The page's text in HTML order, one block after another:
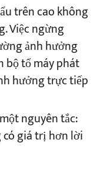
trên cao không
Việc ngừng
ảnh hưởng
bộ tổ máy phát
hưởng trực tiếp
nguyên tắc:
có giá trị hơn lời